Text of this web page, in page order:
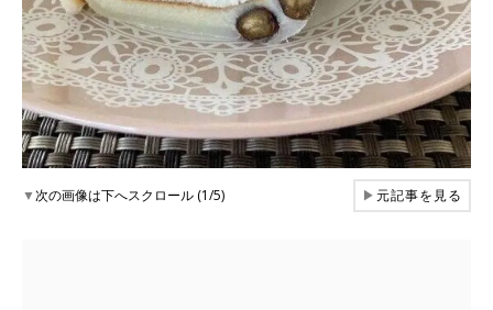
▼次の画像は下へスクロール (1/5) ▶元記事を見る